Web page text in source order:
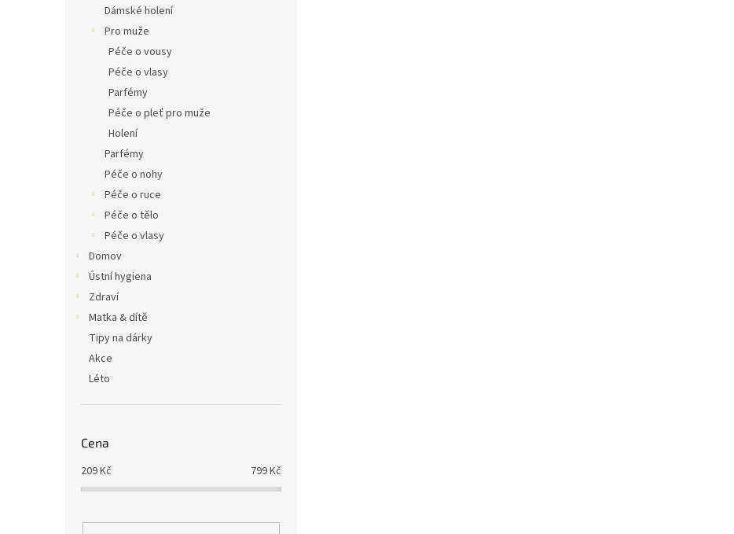
Dámské holení
Pro muže
Péče o vousy
Péče o vlasy
Parfémy
Péče o pleť pro muže
Holení
Parfémy
Péče o nohy
Péče o ruce
Péče o tělo
Péče o vlasy
Domov
Ústní hygiena
Zdraví
Matka & dítě
Tipy na dárky
Akce
Léto
Cena
209Kč 799Kč